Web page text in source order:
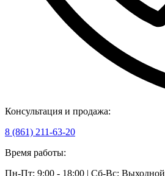
Консультация и продажа:
8 (861) 211-63-20
Время работы:
Пн-Пт: 9:00 - 18:00 | Сб-Вс: Выходной